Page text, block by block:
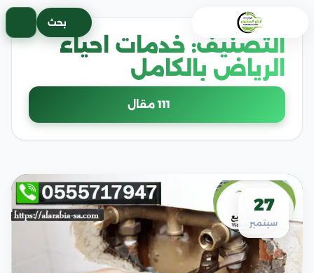
بحث
التصنيف: خدمات احياء
الرياض بالكامل
111 مقال
27
سبتمبر